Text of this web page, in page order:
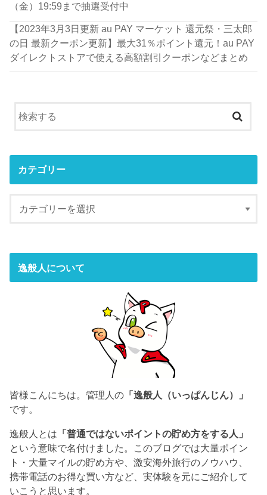
（金）19:59まで抽選受付中
【2023年3月3日更新 au PAY マーケット 還元祭・三太郎
の日 最新クーポン更新】最大31％ポイント還元！au PAY
ダイレクトストアで使える高額割引クーポンなどまとめ
カテゴリー
逸般人について
皆様こんにちは。管理人の 「逸般人（いっぱんじん）」
です。
逸般人とは 「普通ではないポイントの貯め方をする人」
という意味で名付けました。このブログでは大量ポイン
ト・大量マイルの貯め方や、激安海外旅行のノウハウ、
携帯電話のお得な買い方など、実体験を元にご紹介して
いこうと思います。